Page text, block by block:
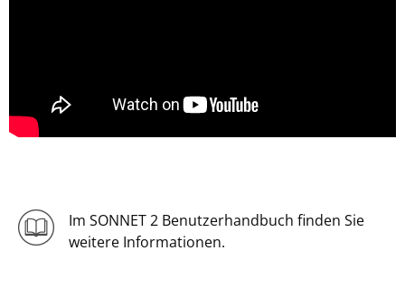
Im SONNET 2 Benutzerhandbuch finden Sie
weitere Informationen.